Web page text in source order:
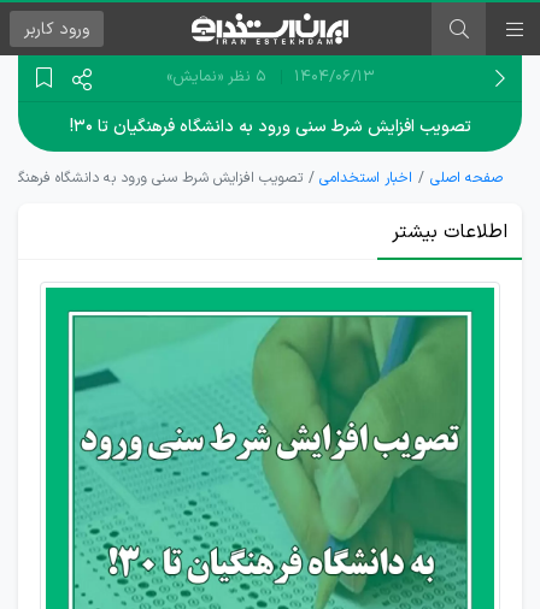
ورود کاربر
۱۴۰۴/۰۶/۱۳ 5 نظر «نمایش»
تصویب افزایش شرط سنی ورود به دانشگاه فرهنگیان تا ۳۰!
صفحه اصلی اخبار استخدامی تصویب افزایش شرط سنی ورود به دانشگاه فرهنگیان
اطلاعات بیشتر
تحقق
شرط
سنی
معلم
شدن